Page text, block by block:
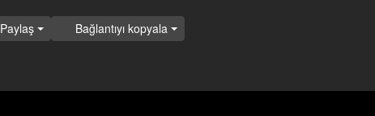
Paylaş Bağlantıyı kopyala